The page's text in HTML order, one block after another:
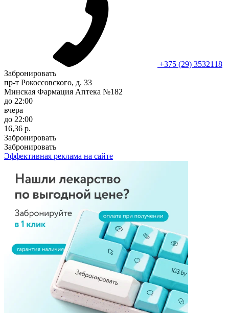
+375 (29) 3532118
Забронировать
пр-т Рокоссовского, д. 33
Минская Фармация Аптека №182
до 22:00
вчера
до 22:00
16,36 р.
Забронировать
Забронировать
Эффективная реклама на сайте